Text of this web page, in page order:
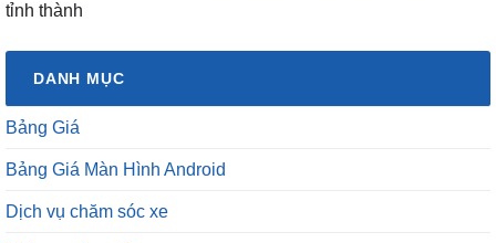
tỉnh thành
DANH MỤC
Bảng Giá
Bảng Giá Màn Hình Android
Dịch vụ chăm sóc xe